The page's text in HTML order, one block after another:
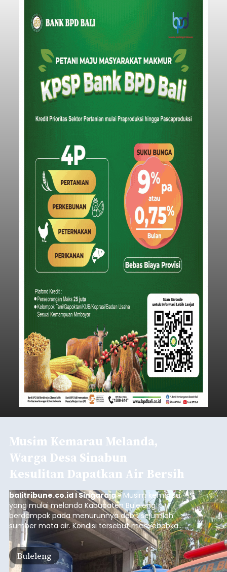
Musim Kemarau Melanda,
Warga Desa Sinabun
Kesulitan Dapatkan Air Bersih
balitribune.co.id I Singaraja -Musim kemarau
yang mulai melanda Kabupaten Buleleng
berdampak pada menurunnya debit sejumlah
sumber mata air. Kondisi tersebut menyebabkan
warga di beberapa desa mulai mengalami
kesulitan mendapatkan air bersih, terutama
untuk memenuhi kebutuhan mandi, cuci, dan
kakus (MCK). Seperti yang dialami warga Desa
Buleleng